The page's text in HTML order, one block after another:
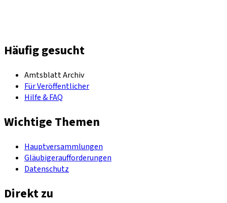
Häufig gesucht
Amtsblatt Archiv
Für Veröffentlicher
Hilfe & FAQ
Wichtige Themen
Hauptversammlungen
Gläubigeraufforderungen
Datenschutz
Direkt zu